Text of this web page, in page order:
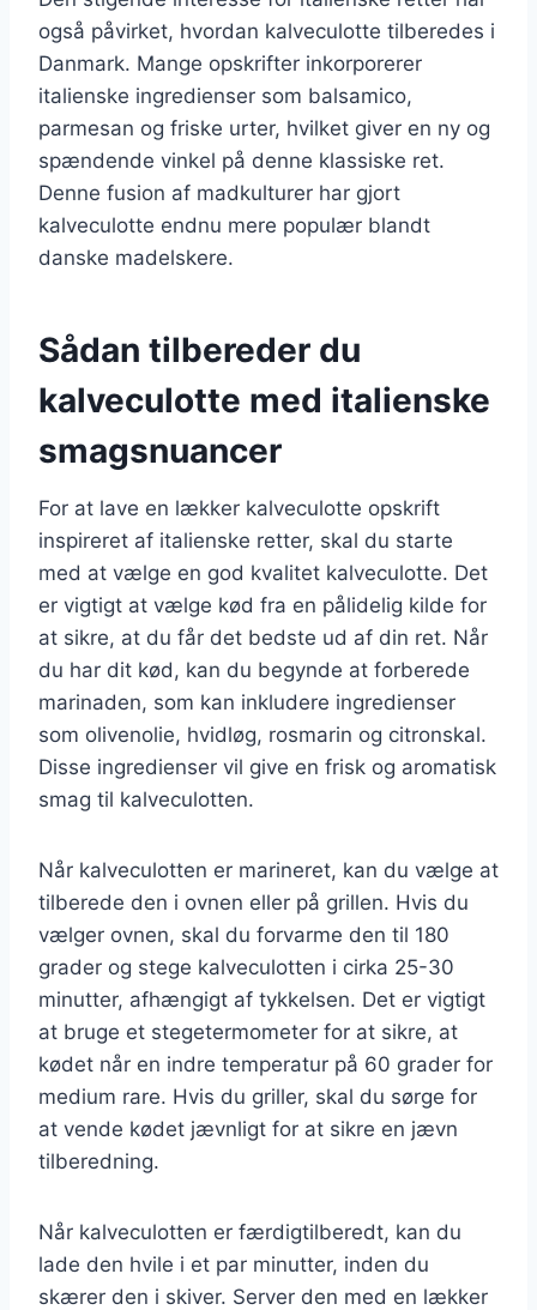
også påvirket, hvordan kalveculotte tilberedes i
Danmark. Mange opskrifter inkorporerer
italienske ingredienser som balsamico,
parmesan og friske urter, hvilket giver en ny og
spændende vinkel på denne klassiske ret.
Denne fusion af madkulturer har gjort
kalveculotte endnu mere populær blandt
danske madelskere.
Sådan tilbereder du
kalveculotte med italienske
smagsnuancer
For at lave en lækker kalveculotte opskrift
inspireret af italienske retter, skal du starte
med at vælge en god kvalitet kalveculotte. Det
er vigtigt at vælge kød fra en pålidelig kilde for
at sikre, at du får det bedste ud af din ret. Når
du har dit kød, kan du begynde at forberede
marinaden, som kan inkludere ingredienser
som olivenolie, hvidløg, rosmarin og citronskal.
Disse ingredienser vil give en frisk og aromatisk
smag til kalveculotten.
Når kalveculotten er marineret, kan du vælge at
tilberede den i ovnen eller på grillen. Hvis du
vælger ovnen, skal du forvarme den til 180
grader og stege kalveculotten i cirka 25-30
minutter, afhængigt af tykkelsen. Det er vigtigt
at bruge et stegetermometer for at sikre, at
kødet når en indre temperatur på 60 grader for
medium rare. Hvis du griller, skal du sørge for
at vende kødet jævnligt for at sikre en jævn
tilberedning.
Når kalveculotten er færdigtilberedt, kan du
lade den hvile i et par minutter, inden du
skærer den i skiver. Server den med en lækker